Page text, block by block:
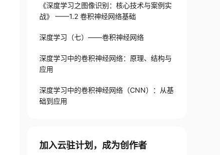
《深度学习之图像识别：核心技术与案例实
战》 ——1.2 卷积神经网络基础
深度学习（七）——卷积神经网络
深度学习中的卷积神经网络：原理、结构与
应用
深度学习中的卷积神经网络（CNN）：从基
础到应用
加入云驻计划，成为创作者